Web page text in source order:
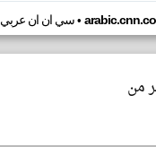
سي ان ان عربي•
من